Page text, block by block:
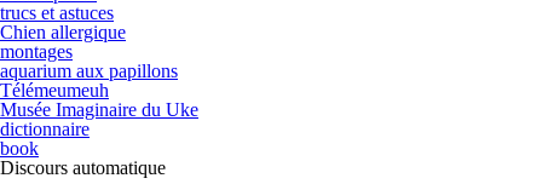
trucs et astuces
Chien allergique
montages
aquarium aux papillons
Télémeumeuh
Musée Imaginaire du Uke
dictionnaire
book
Discours automatique